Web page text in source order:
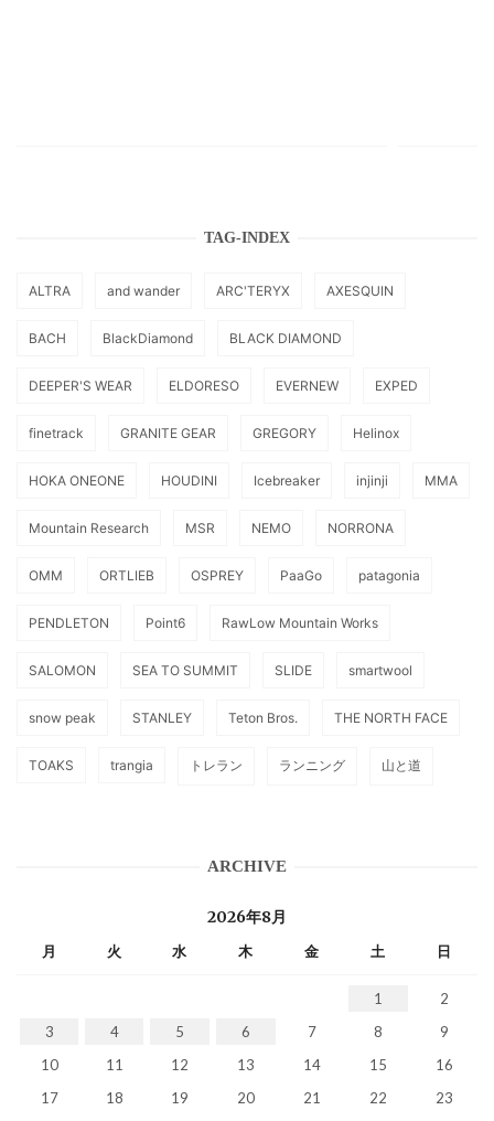
TAG-INDEX
ALTRA and wander ARC'TERYX AXESQUIN
BACH BlackDiamond BLACK DIAMOND
DEEPER'S WEAR ELDORESO EVERNEW EXPED
finetrack GRANITE GEAR GREGORY Helinox
HOKA ONEONE HOUDINI Icebreaker injinji MMA
Mountain Research MSR NEMO NORRONA
OMM ORTLIEB OSPREY PaaGo patagonia
PENDLETON Point6 RawLow Mountain Works
SALOMON SEA TO SUMMIT SLIDE smartwool
snow peak STANLEY Teton Bros. THE NORTH FACE
TOAKS trangia トレラン ランニング 山と道
ARCHIVE
2026年8月
月 火 水 木 金 土 日
1
2
3
4 5 6 7 8
9
10
11 12 13 14 15
16
17
18 19 20 21 22
23